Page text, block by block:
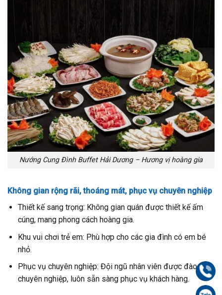
Nướng Cung Đình Buffet Hải Dương – Hương vị hoàng gia
Không gian rộng rãi, thoáng mát, phục vụ chuyên nghiệp
Thiết kế sang trọng: Không gian quán được thiết kế ấm
cúng, mang phong cách hoàng gia.
Khu vui chơi trẻ em: Phù hợp cho các gia đình có em bé
nhỏ.
Phục vụ chuyên nghiệp: Đội ngũ nhân viên được đào tạo
chuyên nghiệp, luôn sẵn sàng phục vụ khách hàng.